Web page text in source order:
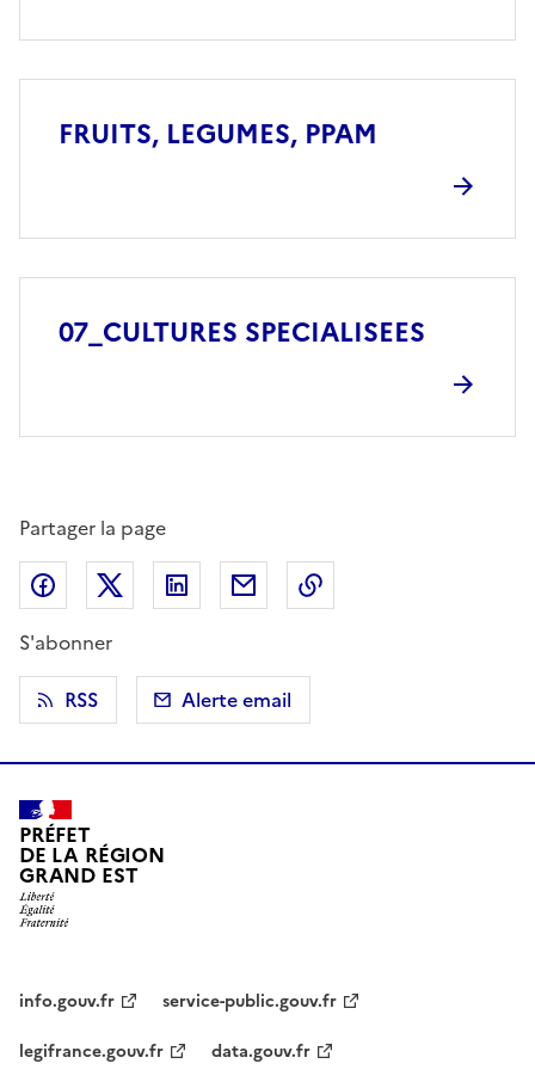
FRUITS, LEGUMES, PPAM
07_CULTURES SPECIALISEES
Partager la page
Partager sur Facebook
Partager sur X (anciennement Twitter)
Partager sur LinkedIn
Partager par email
S'abonner
RSS
Alerte email
PRÉFET
DE LA RÉGION
GRAND EST
info.gouv.fr
service-public.gouv.fr
legifrance.gouv.fr
data.gouv.fr